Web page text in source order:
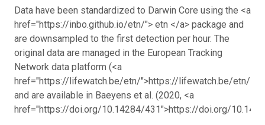
Data have been standardized to Darwin Core using the <a
href="https://inbo.github.io/etn/"> etn </a> package and
are downsampled to the first detection per hour. The
original data are managed in the European Tracking
Network data platform (<a
href="https://lifewatch.be/etn/">https://lifewatch.be/etn/</
and are available in Baeyens et al. (2020, <a
href="https://doi.org/10.14284/431">https://doi.org/